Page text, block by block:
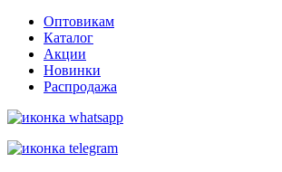
Оптовикам
Каталог
Акции
Новинки
Распродажа